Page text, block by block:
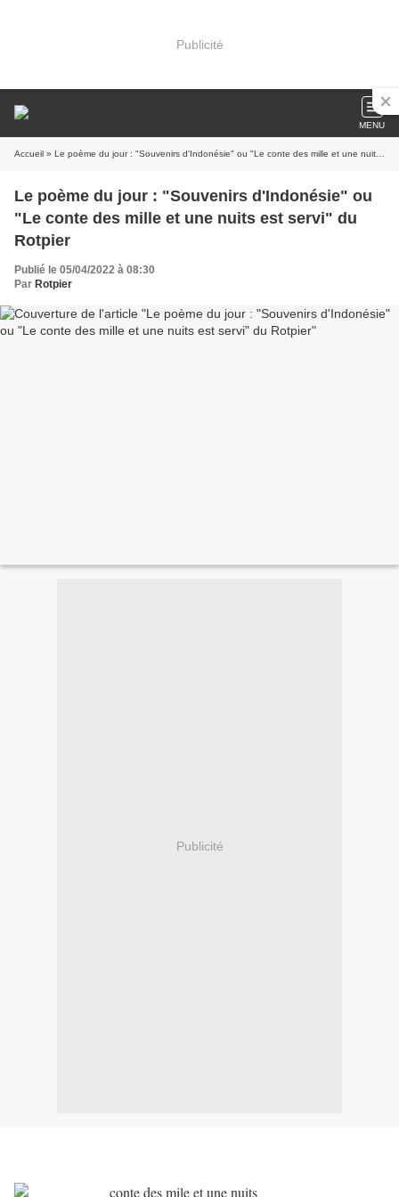
Publicité
MENU
Accueil » Le poème du jour : "Souvenirs d'Indonésie" ou "Le conte des mille et une nuits est servi" du Rotpier
Le poème du jour : "Souvenirs d'Indonésie" ou
"Le conte des mille et une nuits est servi" du
Rotpier
Publié le 05/04/2022 à 08:30
Par Rotpier
Publicité